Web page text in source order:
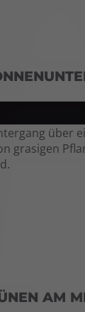
AM